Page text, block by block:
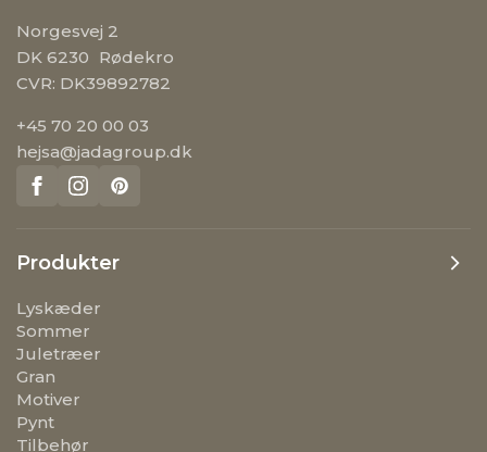
Norgesvej 2
DK 6230 Rødekro
CVR: DK39892782
+45 70 20 00 03
hejsa@jadagroup.dk
Produkter
Lyskæder
Sommer
Juletræer
Gran
Motiver
Pynt
Tilbehør